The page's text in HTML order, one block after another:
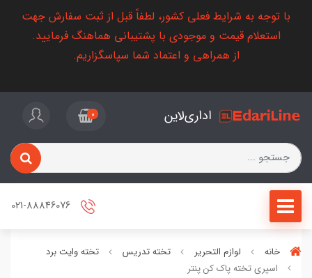
با توجه به شرایط فعلی کشور، لطفاً قبل از ثبت سفارش جهت
استعلام قیمت و موجودی با پشتیبانی هماهنگ فرمایید.
از همراهی و اعتماد شما سپاسگزاریم.
اداری‌لاین 0
خانه لوازم التحریر تخته تدریس
تخته وایت برد
اسپری تخته پاک کن پنتر